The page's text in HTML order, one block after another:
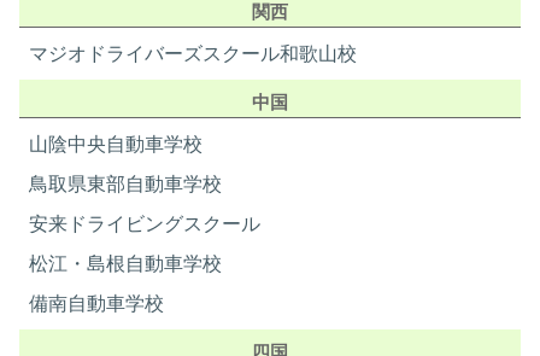
関西
マジオドライバーズスクール和歌山校
中国
山陰中央自動車学校
鳥取県東部自動車学校
安来ドライビングスクール
松江・島根自動車学校
備南自動車学校